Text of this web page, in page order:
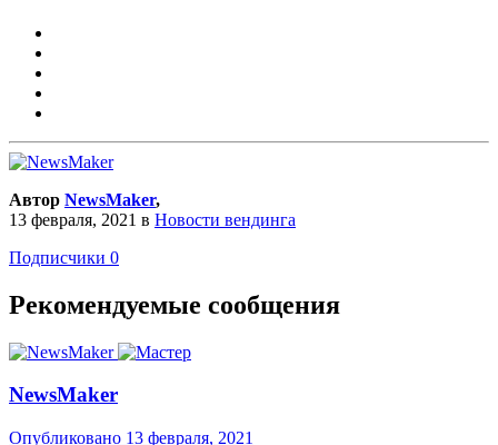
Автор NewsMaker,
13 февраля, 2021 в Новости вендинга
Подписчики 0
Рекомендуемые сообщения
NewsMaker
Опубликовано 13 февраля, 2021